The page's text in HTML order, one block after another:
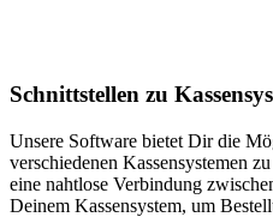
Schnittstellen zu
Unsere Software bietet Dir die
verschiedenen Kassensystemen
eine nahtlose Verbindung
Deinem Kassensystem, um